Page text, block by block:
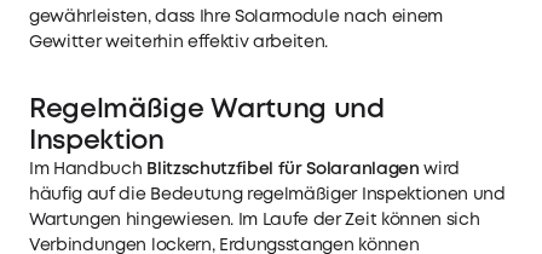
gewährleisten, dass Ihre Solarmodule nach einem
Gewitter weiterhin effektiv arbeiten.
Regelmäßige Wartung und
Inspektion
Im Handbuch Blitzschutzfibel für Solaranlagen wird
häufig auf die Bedeutung regelmäßiger Inspektionen und
Wartungen hingewiesen. Im Laufe der Zeit können sich
Verbindungen lockern, Erdungsstangen können